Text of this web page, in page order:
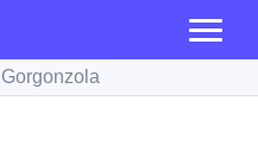
Gorgonzola